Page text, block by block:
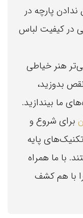
ندادن پارچه در
در کیفیت لباس
هنر خیاطی
بدوزید،
ما بیندازید.
برای شروع و
پایه
با ما همراه
با هم کشف